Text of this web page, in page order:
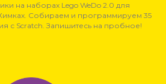
на наборах Lego WeDo 2.0 для
Собираем и программируем 35
с Scratch. Запишитесь на пробное!